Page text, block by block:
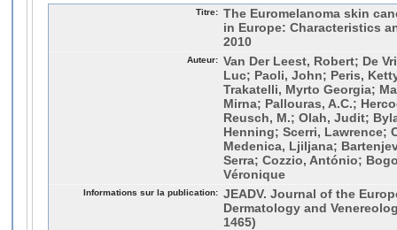
Titre: The Euromelanoma skin
in Europe: Characteristics
2010
Auteur: Van Der Leest, Robert; De
Luc; Paoli, John; Peris,
Trakatelli, Myrto Georgia;
Mirna; Pallouras, A.C.;
Reusch, M.; Olah, Judit;
Henning; Scerri, Lawrence;
Medenica, Ljiljana;
Serra; Cozzio, António;
Véronique
Informations sur la publication: JEADV. Journal of the
Dermatology and
1465)